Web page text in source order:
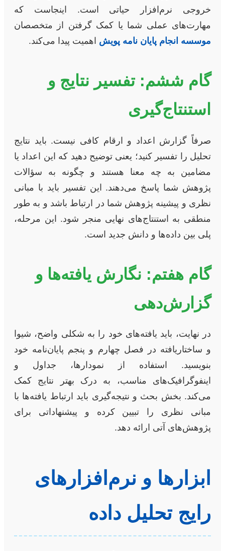
خروجی نرم‌افزار حیاتی است. اینجاست که
مهارت‌های عملی شما یا کمک گرفتن از متخصصان
موسسه انجام پایان نامه پویش اهمیت پیدا می‌کند.
گام ششم: تفسیر نتایج و
استنتاج‌گیری
صرفاً گزارش اعداد و ارقام کافی نیست. باید نتایج
تحلیل را تفسیر کنید؛ یعنی توضیح دهید که این اعداد یا
مضامین به چه معنا هستند و چگونه به سؤالات
پژوهش شما پاسخ می‌دهند. این تفسیر باید با مبانی
نظری و پیشینه پژوهش شما در ارتباط باشد و به طور
منطقی به استنتاج‌های نهایی منجر شود. این مرحله،
پلی بین داده‌ها و دانش جدید است.
گام هفتم: نگارش یافته‌ها و
گزارش‌دهی
در نهایت، باید یافته‌های خود را به شکلی واضح، شیوا
و ساختاریافته در فصل چهارم و پنجم پایان‌نامه خود
بنویسید. استفاده از نمودارها، جداول و
اینفوگرافیک‌های مناسب، به درک بهتر نتایج کمک
می‌کند. بخش بحث و نتیجه‌گیری باید ارتباط یافته‌ها با
مبانی نظری را تبیین کرده و پیشنهاداتی برای
پژوهش‌های آتی ارائه دهد.
ابزارها و نرم‌افزارهای
رایج تحلیل داده